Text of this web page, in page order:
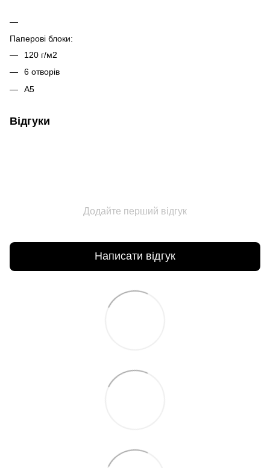
Паперові блоки:
120 г/м2
6 отворів
А5
Відгуки
Додайте перший відгук
Написати відгук